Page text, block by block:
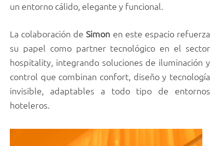
un entorno cálido, elegante y funcional.
La colaboración deSimon en este espacio refuerza
su papel como partner tecnológico en el sector
hospitality, integrando soluciones de iluminación y
control que combinan confort, diseño y tecnología
invisible, adaptables a todo tipo de entornos
hoteleros.